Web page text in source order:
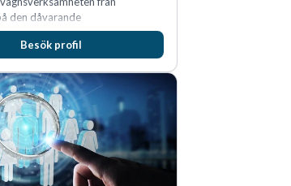
den dåvarande
i Värnamo. Sedan dess har
kraftigt genom ett antal
återförsäljaren av Volvo
finns representerade på 20
Besök profil